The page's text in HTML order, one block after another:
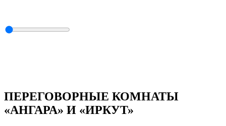
ПЕРЕГОВОРНЫЕ КОМНАТЫ
«АНГАРА» И «ИРКУТ»